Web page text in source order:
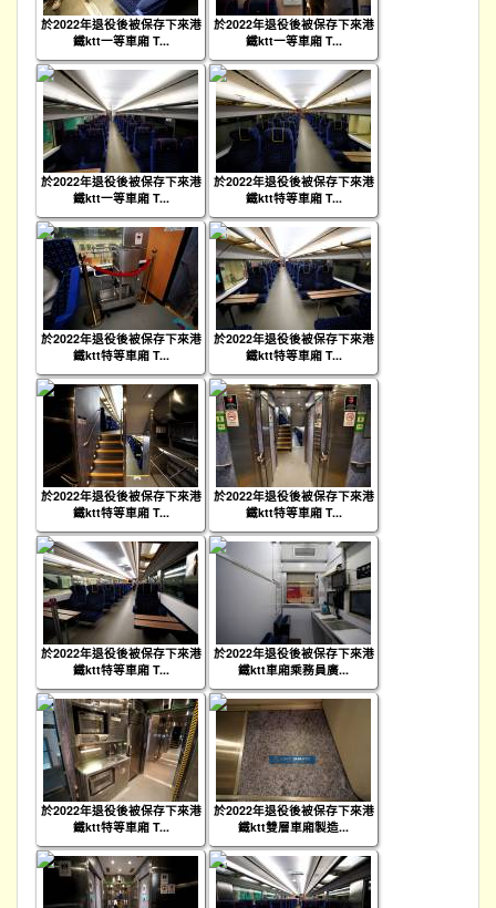
於2022年退役後被保存下來港
鐵ktt一等車廂 T...
於2022年退役後被保存下來港
鐵ktt一等車廂 T...
於2022年退役後被保存下來港
鐵ktt一等車廂 T...
於2022年退役後被保存下來港
鐵ktt特等車廂 T...
於2022年退役後被保存下來港
鐵ktt特等車廂 T...
於2022年退役後被保存下來港
鐵ktt特等車廂 T...
於2022年退役後被保存下來港
鐵ktt特等車廂 T...
於2022年退役後被保存下來港
鐵ktt特等車廂 T...
於2022年退役後被保存下來港
鐵ktt特等車廂 T...
於2022年退役後被保存下來港
鐵ktt車廂乘務員廣...
於2022年退役後被保存下來港
鐵ktt特等車廂 T...
於2022年退役後被保存下來港
鐵ktt雙層車廂製造...